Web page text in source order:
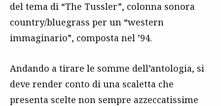
del tema di “The Tussler”, colonna sonora
country/bluegrass per un “western
immaginario”, composta nel ’94.
Andando a tirare le somme dell’antologia, si
deve render conto di una scaletta che
presenta scelte non sempre azzeccatissime